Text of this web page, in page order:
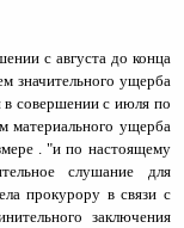
с августа до конца
значительного ущерба
совершении с июля по
материального ущерба
. "и по настоящему
слушание для
прокурору в связи с
заключения